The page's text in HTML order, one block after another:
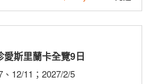
愛斯里蘭卡全覽9日
12/11；2027/2/5